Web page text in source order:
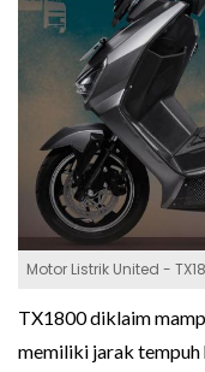
Motor Listrik United -
TX1800 diklaim
memiliki jarak tempuh